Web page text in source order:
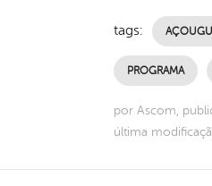
tags:
PROGRAMA
por Ascom,
última